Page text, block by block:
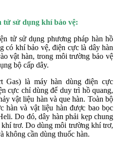
tử sử dụng khí bảo vệ:
tử sử dụng phương pháp hàn hồ
có khí bảo vệ, điện cực là dây hàn
vật hàn, trong môi trường bảo vệ
bộ cấp dây.
Gas) là máy hàn dùng điện cực
cực chỉ dùng để duy trì hồ quang,
vật liệu hàn và que hàn. Toàn bộ
hàn và vật liệu hàn được bao bọc
Do đó, dây hàn phải kẹp chung
trơ. Do dùng môi trường khí trơ,
không cần dùng thuốc hàn.